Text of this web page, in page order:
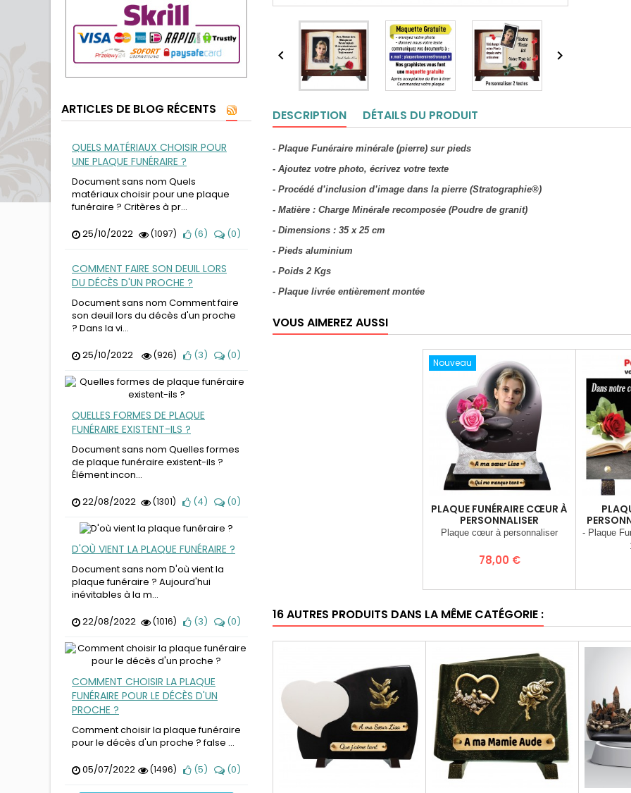
ARTICLES DE BLOG RÉCENTS
QUELS MATÉRIAUX CHOISIR POUR
UNE PLAQUE FUNÉRAIRE ?
Document sans nom Quels
matériaux choisir pour une plaque
funéraire ? Critères à pr...
25/10/2022
(1097) (6) (0)
COMMENT FAIRE SON DEUIL LORS
DU DÉCÈS D'UN PROCHE ?
Document sans nom Comment faire
son deuil lors du décès d'un proche
? Dans la vi...
25/10/2022
(926) (3) (0)
QUELLES FORMES DE PLAQUE
FUNÉRAIRE EXISTENT-ILS ?
Document sans nom Quelles formes
de plaque funéraire existent-ils ?
Élément incon...
22/08/2022
(1301) (4) (0)
D'OÙ VIENT LA PLAQUE FUNÉRAIRE ?
Document sans nom D'où vient la
plaque funéraire ? Aujourd'hui
inévitables à la m...
22/08/2022
(1016) (3) (0)
COMMENT CHOISIR LA PLAQUE
FUNÉRAIRE POUR LE DÉCÈS D'UN
PROCHE ?
Comment choisir la plaque funéraire
pour le décès d'un proche ? false ...
05/07/2022
(1496) (5) (0)
 
DESCRIPTION DÉTAILS DU PRODUIT
- Plaque Funéraire minérale (pierre) sur pieds
- Ajoutez votre photo, écrivez votre texte
- Procédé d’inclusion d’image dans la pierre (Stratographie®)
- Matière : Charge Minérale recomposée (Poudre de granit)
- Dimensions : 35 x 25 cm
- Pieds aluminium
- Poids 2 Kgs
- Plaque livrée entièrement montée
VOUS AIMEREZ AUSSI
Nouveau
PLAQUE FUNÉRAIRE CŒUR À
PERSONNALISER
Plaque cœur à personnaliser
Prix
78,00 €
- Plaque
16 AUTRES PRODUITS DANS LA MÊME CATÉGORIE :